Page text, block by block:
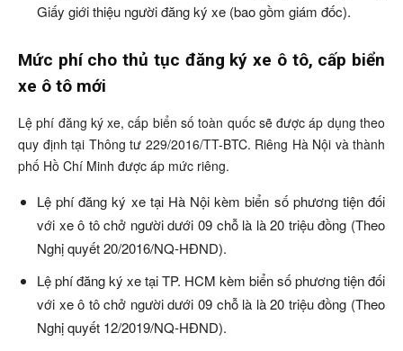
Giấy giới thiệu người đăng ký xe (bao gồm giám đốc).
Mức phí cho thủ tục đăng ký xe ô tô, cấp biển
xe ô tô mới
Lệ phí đăng ký xe, cấp biển số toàn quốc sẽ được áp dụng theo
quy định tại Thông tư 229/2016/TT-BTC. Riêng Hà Nội và thành
phố Hồ Chí Minh được áp mức riêng.
Lệ phí đăng ký xe tại Hà Nội kèm biển số phương tiện đối
với xe ô tô chở người dưới 09 chỗ là là 20 triệu đồng (Theo
Nghị quyết 20/2016/NQ-HĐND).
Lệ phí đăng ký xe tại TP. HCM kèm biển số phương tiện đối
với xe ô tô chở người dưới 09 chỗ là là 20 triệu đồng (Theo
Nghị quyết 12/2019/NQ-HĐND).